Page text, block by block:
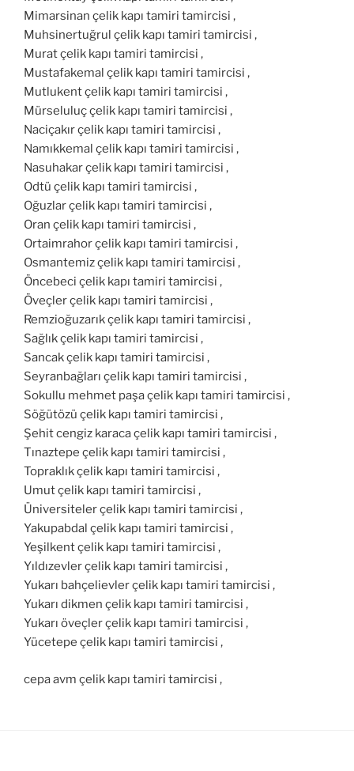
Mimarsinan çelik kapı tamiri tamircisi ,
Muhsinertuğrul çelik kapı tamiri tamircisi ,
Murat çelik kapı tamiri tamircisi ,
Mustafakemal çelik kapı tamiri tamircisi ,
Mutlukent çelik kapı tamiri tamircisi ,
Mürseluluç çelik kapı tamiri tamircisi ,
Naciçakır çelik kapı tamiri tamircisi ,
Namıkkemal çelik kapı tamiri tamircisi ,
Nasuhakar çelik kapı tamiri tamircisi ,
Odtü çelik kapı tamiri tamircisi ,
Oğuzlar çelik kapı tamiri tamircisi ,
Oran çelik kapı tamiri tamircisi ,
Ortaimrahor çelik kapı tamiri tamircisi ,
Osmantemiz çelik kapı tamiri tamircisi ,
Öncebeci çelik kapı tamiri tamircisi ,
Öveçler çelik kapı tamiri tamircisi ,
Remzioğuzarık çelik kapı tamiri tamircisi ,
Sağlık çelik kapı tamiri tamircisi ,
Sancak çelik kapı tamiri tamircisi ,
Seyranbağları çelik kapı tamiri tamircisi ,
Sokullu mehmet paşa çelik kapı tamiri tamircisi ,
Söğütözü çelik kapı tamiri tamircisi ,
Şehit cengiz karaca çelik kapı tamiri tamircisi ,
Tınaztepe çelik kapı tamiri tamircisi ,
Topraklık çelik kapı tamiri tamircisi ,
Umut çelik kapı tamiri tamircisi ,
Üniversiteler çelik kapı tamiri tamircisi ,
Yakupabdal çelik kapı tamiri tamircisi ,
Yeşilkent çelik kapı tamiri tamircisi ,
Yıldızevler çelik kapı tamiri tamircisi ,
Yukarı bahçelievler çelik kapı tamiri tamircisi ,
Yukarı dikmen çelik kapı tamiri tamircisi ,
Yukarı öveçler çelik kapı tamiri tamircisi ,
Yücetepe çelik kapı tamiri tamircisi ,
cepa avm çelik kapı tamiri tamircisi ,